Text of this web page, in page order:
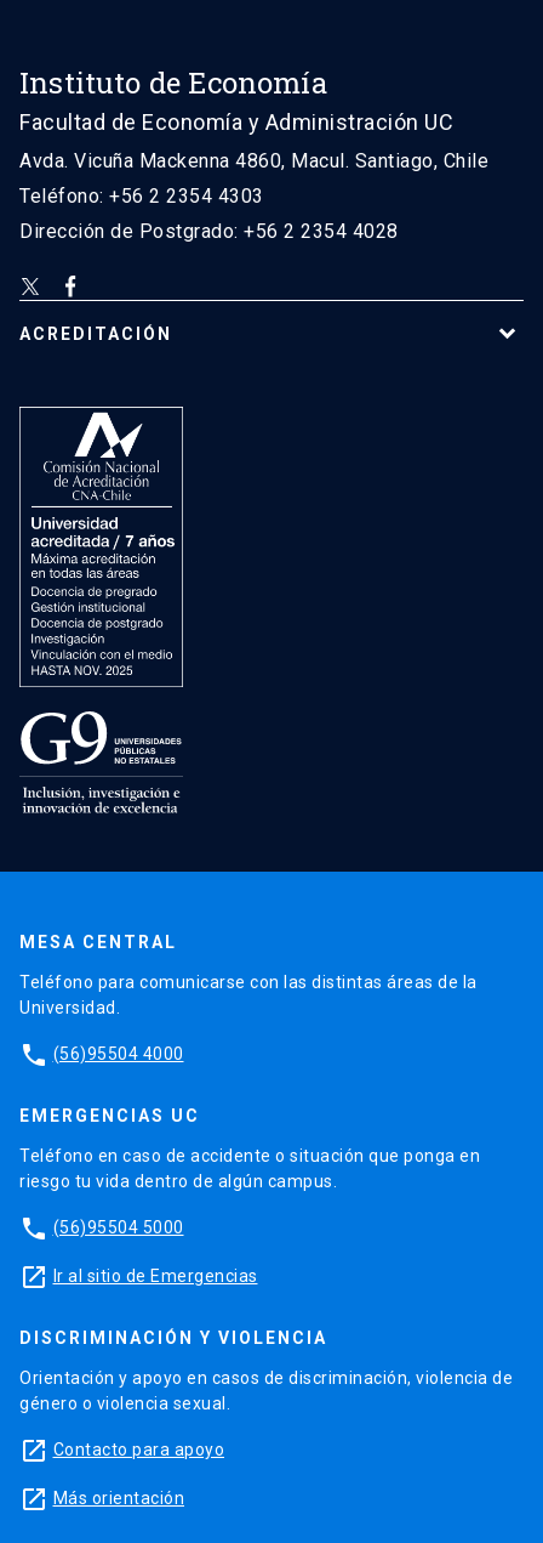
Instituto de Economía
Facultad de Economía y Administración UC
Avda. Vicuña Mackenna 4860, Macul. Santiago, Chile
Teléfono: +56 2 2354 4303
Dirección de Postgrado: +56 2 2354 4028
ACREDITACIÓN
MESA CENTRAL
Teléfono para comunicarse con las distintas áreas de la
Universidad.
phone (56)95504 4000
EMERGENCIAS UC
Teléfono en caso de accidente o situación que ponga en
riesgo tu vida dentro de algún campus.
phone (56)95504 5000
launch Ir al sitio de Emergencias
DISCRIMINACIÓN Y VIOLENCIA
Orientación y apoyo en casos de discriminación, violencia de
género o violencia sexual.
launch Contacto para apoyo
launch Más orientación